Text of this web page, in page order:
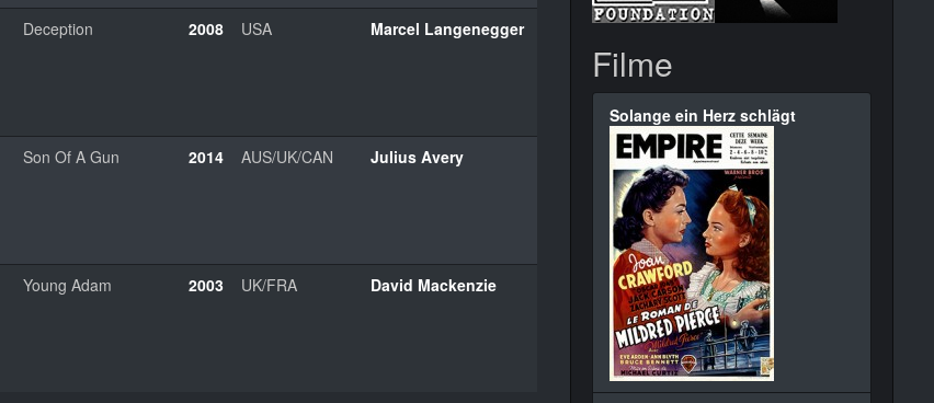
Deception 2008 USA Marcel Langenegger
Son Of A Gun 2014 AUS/UK/CAN Julius Avery
Young Adam 2003 UK/FRA David Mackenzie
Filme
Solange ein Herz schlägt